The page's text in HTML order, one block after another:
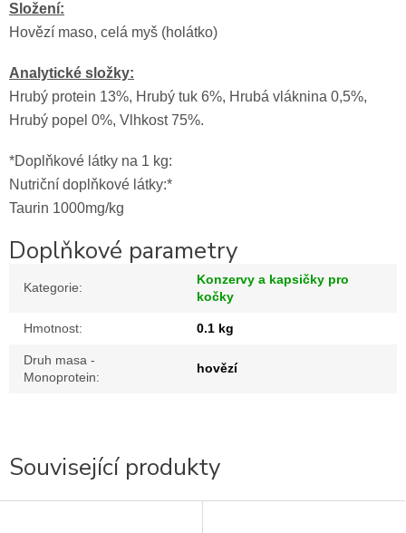
Související produkty
Složení:
Hovězí maso, celá myš (holátko)
Analytické složky:
Hrubý protein 13%, Hrubý tuk 6%, Hrubá vláknina 0,5%,
Hrubý popel 0%, Vlhkost 75%.
*Doplňkové látky na 1 kg:
Nutriční doplňkové látky:*
Taurin 1000mg/kg
Doplňkové parametry
Kategorie:
Konzervy a kapsičky pro
kočky
Hmotnost: 0.1 kg
Druh masa -
Monoprotein:
hovězí